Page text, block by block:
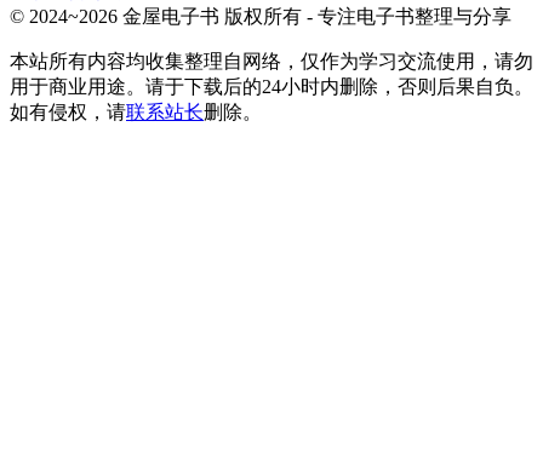
© 2024~2026 金屋电子书 版权所有 - 专注电子书整理与分享
本站所有内容均收集整理自网络，仅作为学习交流使用，请勿
用于商业用途。请于下载后的24小时内删除，否则后果自负。
如有侵权，请联系站长删除。